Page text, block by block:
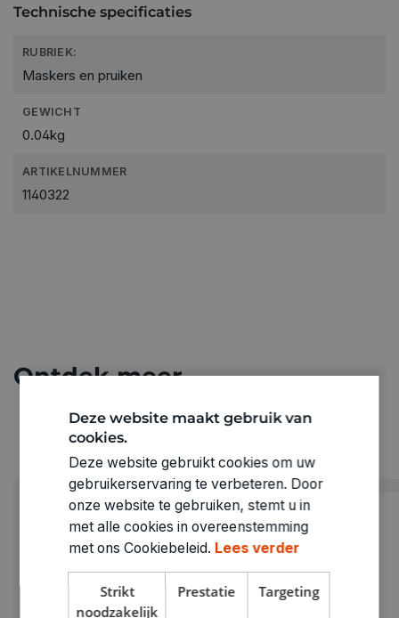
Technische specificaties
RUBRIEK:
Maskers en pruiken
GEWICHT
0.04kg
ARTIKELNUMMER
1140322
Ontdek meer
Deze website maakt gebruik van
cookies.
Deze website gebruikt cookies om uw
gebruikerservaring te verbeteren. Door
onze website te gebruiken, stemt u in
met alle cookies in overeenstemming
met ons Cookiebeleid. Lees verder
Strikt
noodzakelijk
Prestatie Targeting